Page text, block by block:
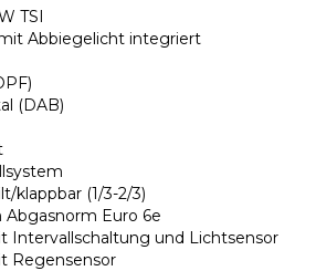
TSI
Abbiegelicht integriert
(DAB)
klappbar (1/3-2/3)
Abgasnorm Euro 6e
Intervallschaltung und Lichtsensor
Regensensor